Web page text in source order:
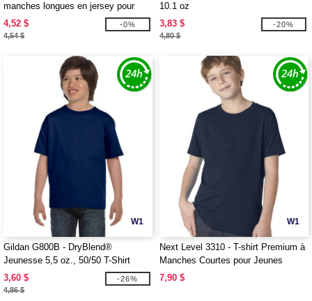
manches longues en jersey pour
bébé, 5,5 oz
4,52 $
4,54 $
-0%
10.1 oz
3,83 $
4,80 $
-20%
W1
Gildan G800B - DryBlend®
Jeunesse 5,5 oz., 50/50 T-Shirt
3,60 $
4,86 $
-26%
W1
Next Level 3310 - T-shirt Premium à
Manches Courtes pour Jeunes
7,90 $